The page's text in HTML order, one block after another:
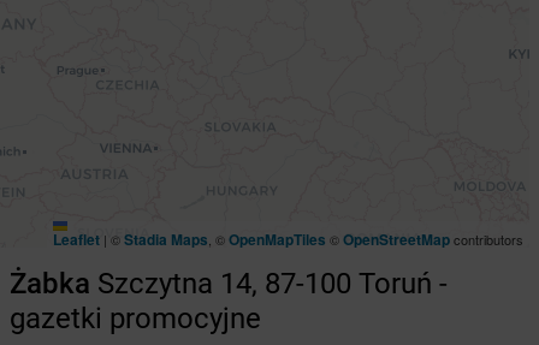
Leaflet | ©Stadia Maps , ©OpenMapTiles ©OpenStreetMapcontributors
Żabka Szczytna 14, 87-100 Toruń -
gazetki promocyjne